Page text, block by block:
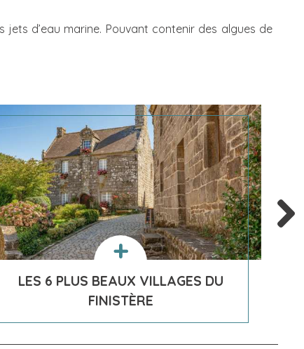
d’eau marine. Pouvant contenir des algues de
LES 6 PLUS BEAUX VILLAGES DU
FINISTÈRE